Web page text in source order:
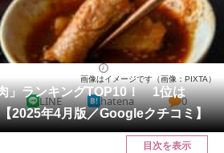
教育・育児
リサーチ
」ランキングTOP10！ 1位は
2025年4月版／Googleクチコミ】
画像はイメージです（画像：PIXTA）
LINE hatena 0
目次を表示